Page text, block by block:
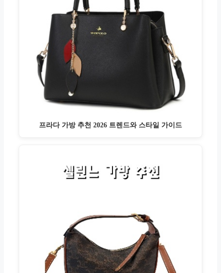
프라다 가방 추천 2026 트렌드와 스타일 가이드